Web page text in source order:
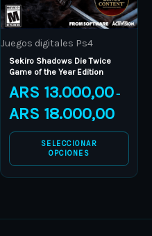
Juegos digitales Ps4
Sekiro Shadows Die Twice
Game of the Year Edition
ARS 13.000,00 –
ARS 18.000,00
SELECCIONAR
OPCIONES
may
be
chosen
on
the
product